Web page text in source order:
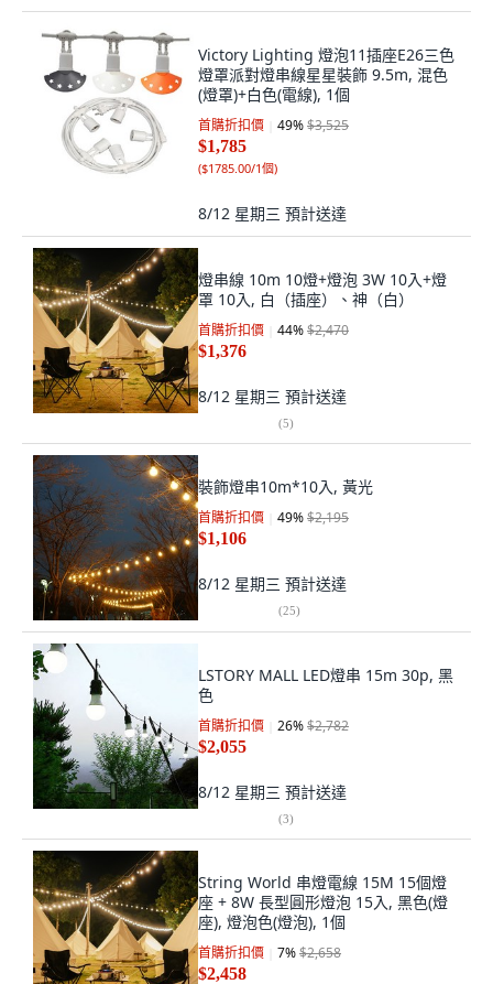
Victory Lighting 燈泡11插座E26三色
燈罩派對燈串線星星裝飾 9.5m, 混色
(燈罩)+白色(電線), 1個
首購折扣價 49%$3,525
$1,785
($1785.00/1個)
8/12 星期三 預計送達
燈串線 10m 10燈+燈泡 3W 10入+燈
罩 10入, 白（插座）、神（白）
首購折扣價 44%$2,470
$1,376
8/12 星期三 預計送達
(5)
裝飾燈串10m*10入, 黃光
首購折扣價 49%$2,195
$1,106
8/12 星期三 預計送達
(25)
LSTORY MALL LED燈串 15m 30p, 黑
色
首購折扣價 26%$2,782
$2,055
8/12 星期三 預計送達
(3)
String World 串燈電線 15M 15個燈
座 + 8W 長型圓形燈泡 15入, 黑色(燈
座), 燈泡色(燈泡), 1個
首購折扣價 7%$2,658
$2,458